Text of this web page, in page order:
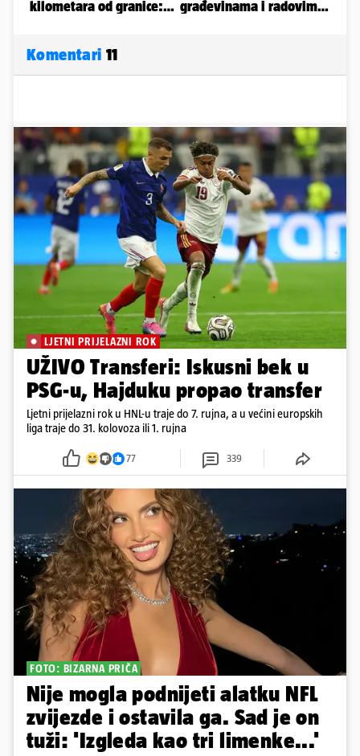
Komentari 11
LJETNI PRIJELAZNI ROK
UŽIVO Transferi: Iskusni bek u
PSG-u, Hajduku propao transfer
Ljetni prijelazni rok u HNL-u traje do 7. rujna, a u većini europskih
liga traje do 31. kolovoza ili 1. rujna
77 339
FOTO: BIZARNA PRIČA
Nije mogla podnijeti alatku NFL
zvijezde i ostavila ga. Sad je on
tuži: 'Izgleda kao tri limenke...'